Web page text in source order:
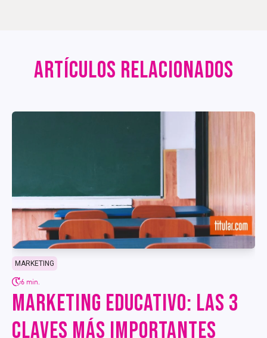
ARTÍCULOS RELACIONADOS
MARKETING
6 min.
MARKETING EDUCATIVO: LAS 3
CLAVES MÁS IMPORTANTES